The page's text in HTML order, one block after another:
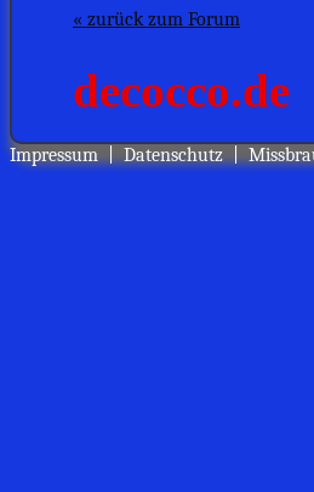
« zurück zum Forum
Impressum|Datenschutz|